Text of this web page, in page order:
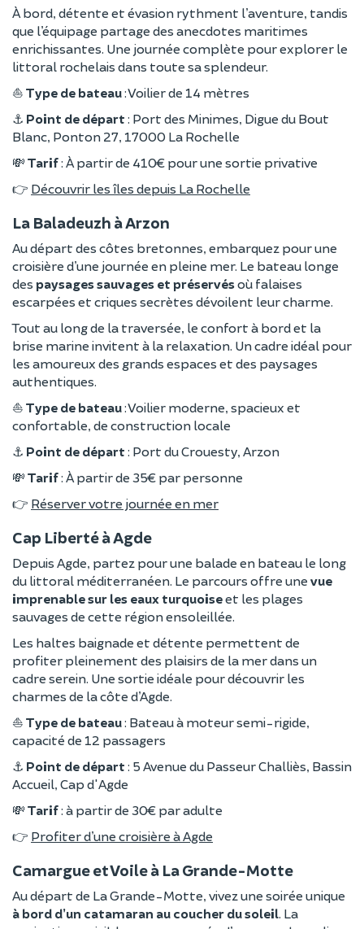
À bord, détente et évasion rythment l’aventure, tandis
que l’équipage partage des anecdotes maritimes
enrichissantes. Une journée complète pour explorer le
littoral rochelais dans toute sa splendeur.
⛵ Type de bateau: Voilier de 14 mètres
⚓ Point de départ : Port des Minimes, Digue du Bout
Blanc, Ponton 27, 17000 La Rochelle
💸 Tarif: À partir de 410€ pour une sortie privative
👉 Découvrir les îles depuis La Rochelle
La Baladeuzh à Arzon
Au départ des côtes bretonnes, embarquez pour une
croisière d’une journée en pleine mer. Le bateau longe
des paysages sauvages et préservésoù falaises
escarpées et criques secrètes dévoilent leur charme.
Tout au long de la traversée, le confort à bord et la
brise marine invitent à la relaxation. Un cadre idéal pour
les amoureux des grands espaces et des paysages
authentiques.
⛵ Type de bateau: Voilier moderne, spacieux et
confortable, de construction locale
⚓ Point de départ : Port du Crouesty, Arzon
💸 Tarif: À partir de 35€ par personne
👉 Réserver votre journée en mer
Cap Liberté à Agde
Depuis Agde, partez pour une balade en bateau le long
du littoral méditerranéen. Le parcours offre une vue
imprenable sur les eaux turquoiseet les plages
sauvages de cette région ensoleillée.
Les haltes baignade et détente permettent de
profiter pleinement des plaisirs de la mer dans un
cadre serein. Une sortie idéale pour découvrir les
charmes de la côte d’Agde.
⛵ Type de bateau: Bateau à moteur semi-rigide,
capacité de 12 passagers
⚓ Point de départ : 5 Avenue du Passeur Challiès, Bassin
Accueil, Cap d'Agde
💸 Tarif: à partir de 30€ par adulte
👉 Profiter d’une croisière à Agde
Camargue et Voile à La Grande-Motte
Au départ de La Grande-Motte, vivez une soirée unique
à bord d’un catamaran au coucher du soleil. La